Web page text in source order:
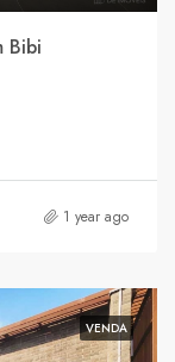
Bibi
1 year ago
VENDA